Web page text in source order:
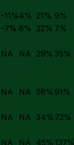
-11%4% 21% 9%
-7% 6% 22% 7%
NA NA 29% 35%
NA NA 56% 91%
NA NA 34% 72%
NA NA 45%